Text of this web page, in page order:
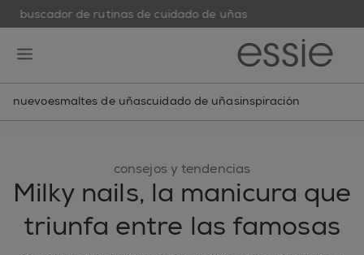
buscador de rutinas de cuidado de uñas
nuevoesmaltes de uñascuidado de uñasinspiración
consejos y tendencias
Milky nails, la manicura que
triunfa entre las famosas